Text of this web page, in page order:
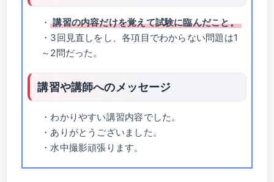
・ 講習の内容だけを覚えて試験に臨んだこと。
・3回見直しをし、各項目でわからない問題は1
～2問だった。
講習や講師へのメッセージ
・わかりやすい講習内容でした。
・ありがとうございました。
・水中撮影頑張ります。